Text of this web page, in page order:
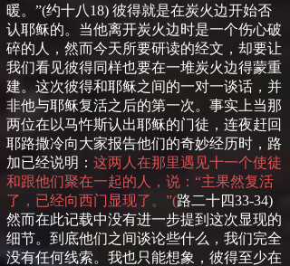
暖。 ”(约十八 18) 彼得就是在炭火边开始否
认耶稣的。当他离开炭火边时是一个伤心破
碎的人，然而今天所要研读的经文，却要让
我们看见彼得同样也要在一堆炭火边得蒙重
建。这次彼得和耶稣之间的一对一谈话，并
非他与耶稣复活之后的第一次。事实上当那
两位在以马忤斯认出耶稣的门徒，连夜赶回
耶路撒冷向大家报告他们的奇妙经历时，路
加已经说明： 这两人在那里遇见十一个使徒
和跟他们聚在一起的人，说：“主果然复活
了，已经向西门显现了。”(路二十四33-34)
然而在此记载中没有进一步提到 这次显现的
细节。到底他们之间谈论些什么，我们完全
没有任何线索。我也只能想象，彼得至少在